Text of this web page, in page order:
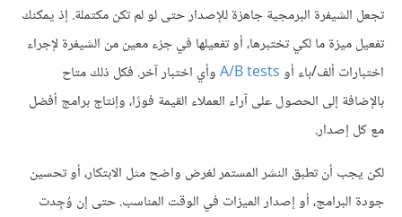
تجعل الشيفرة البرمجية جاهزة للإصدار حتى لو لم تكن مكتملة. إذ يمكنك
تفعيل ميزة ما لكي تختبرها، أو تفعيلها في جزء معين من الشيفرة لإجراء
اختبارات ألف/باء أوA/B testsوأي اختبار آخر. فكل ذلك متاح
بالإضافة إلى الحصول على آراء العملاء القيمة فورًا، وإنتاج برامج أفضل
مع كل إصدار.
لكن يجب أن تطبق النشر المستمر لغرض واضح مثل الابتكار، أو تحسين
جودة البرامج، أو إصدار الميزات في الوقت المناسب. حتى إن وُجِدت